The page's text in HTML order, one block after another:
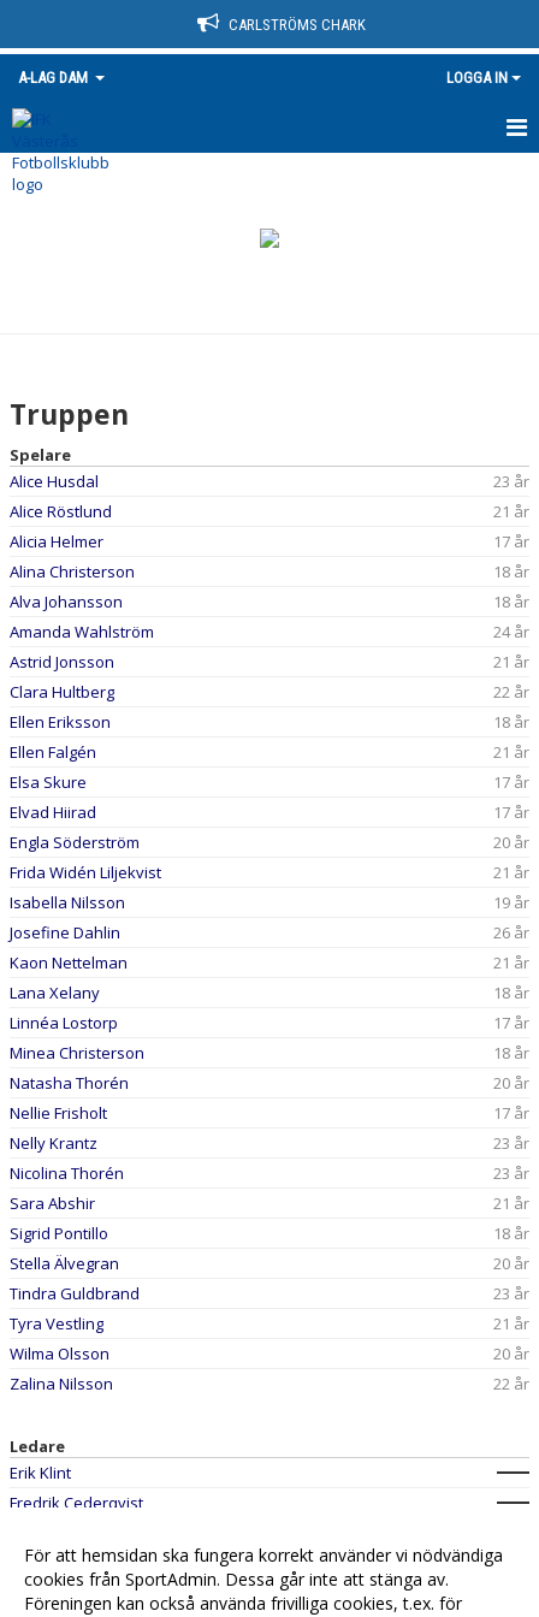
CARLSTRÖMS CHARK
A-LAG DAM LOGGA IN
HEM
BILDGALLERI
DOKUMENT
KONTAKT
Truppen
Spelare
Alice Husdal
23 år
Alice Röstlund
21 år
Alicia Helmer
17 år
Alina Christerson
18 år
Alva Johansson
18 år
Amanda Wahlström
24 år
Astrid Jonsson
21 år
Clara Hultberg
22 år
Ellen Eriksson
18 år
Ellen Falgén
21 år
Elsa Skure
17 år
Elvad Hiirad
17 år
Engla Söderström
20 år
Frida Widén Liljekvist
21 år
Isabella Nilsson
19 år
Josefine Dahlin
26 år
Kaon Nettelman
21 år
Lana Xelany
18 år
Linnéa Lostorp
17 år
Minea Christerson
18 år
Natasha Thorén
20 år
Nellie Frisholt
17 år
Nelly Krantz
23 år
Nicolina Thorén
23 år
Sara Abshir
21 år
Sigrid Pontillo
18 år
Stella Älvegran
20 år
Tindra Guldbrand
23 år
Tyra Vestling
21 år
Wilma Olsson
20 år
Zalina Nilsson
22 år
Ledare
Erik Klint
Fredrik Cederqvist
Jörgen Johansson
Martin Frisholt
För att hemsidan ska fungera korrekt använder vi nödvändiga
cookies från SportAdmin. Dessa går inte att stänga av.
Föreningen kan också använda frivilliga cookies, t.ex. för